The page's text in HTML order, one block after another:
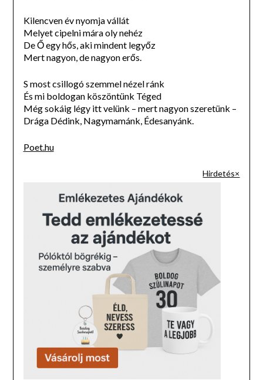
Kilencven év nyomja vállát
Melyet cipelni mára oly nehéz
De Ő egy hős, aki mindent legyőz
Mert nagyon, de nagyon erős.
S most csillogó szemmel nézel ránk
És mi boldogan köszöntünk Téged
Még sokáig légy itt velünk – mert nagyon szeretünk –
Drága Dédink, Nagymamánk, Édesanyánk.
Poet.hu